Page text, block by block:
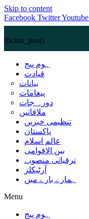
Skip to content
Facebook TwitterYoutube
[ticker_post]
ہوم پیج
قیادت
بیانات
پیغامات
دورہ جات
ملاقاتیں
تنظیمی خبریں
پاکستان
عالم اسلام
بین الاقوامی
ترقیاتی منصوبے
آرٹیکلز
ہمارے بارے میں
Menu
ہوم پیج